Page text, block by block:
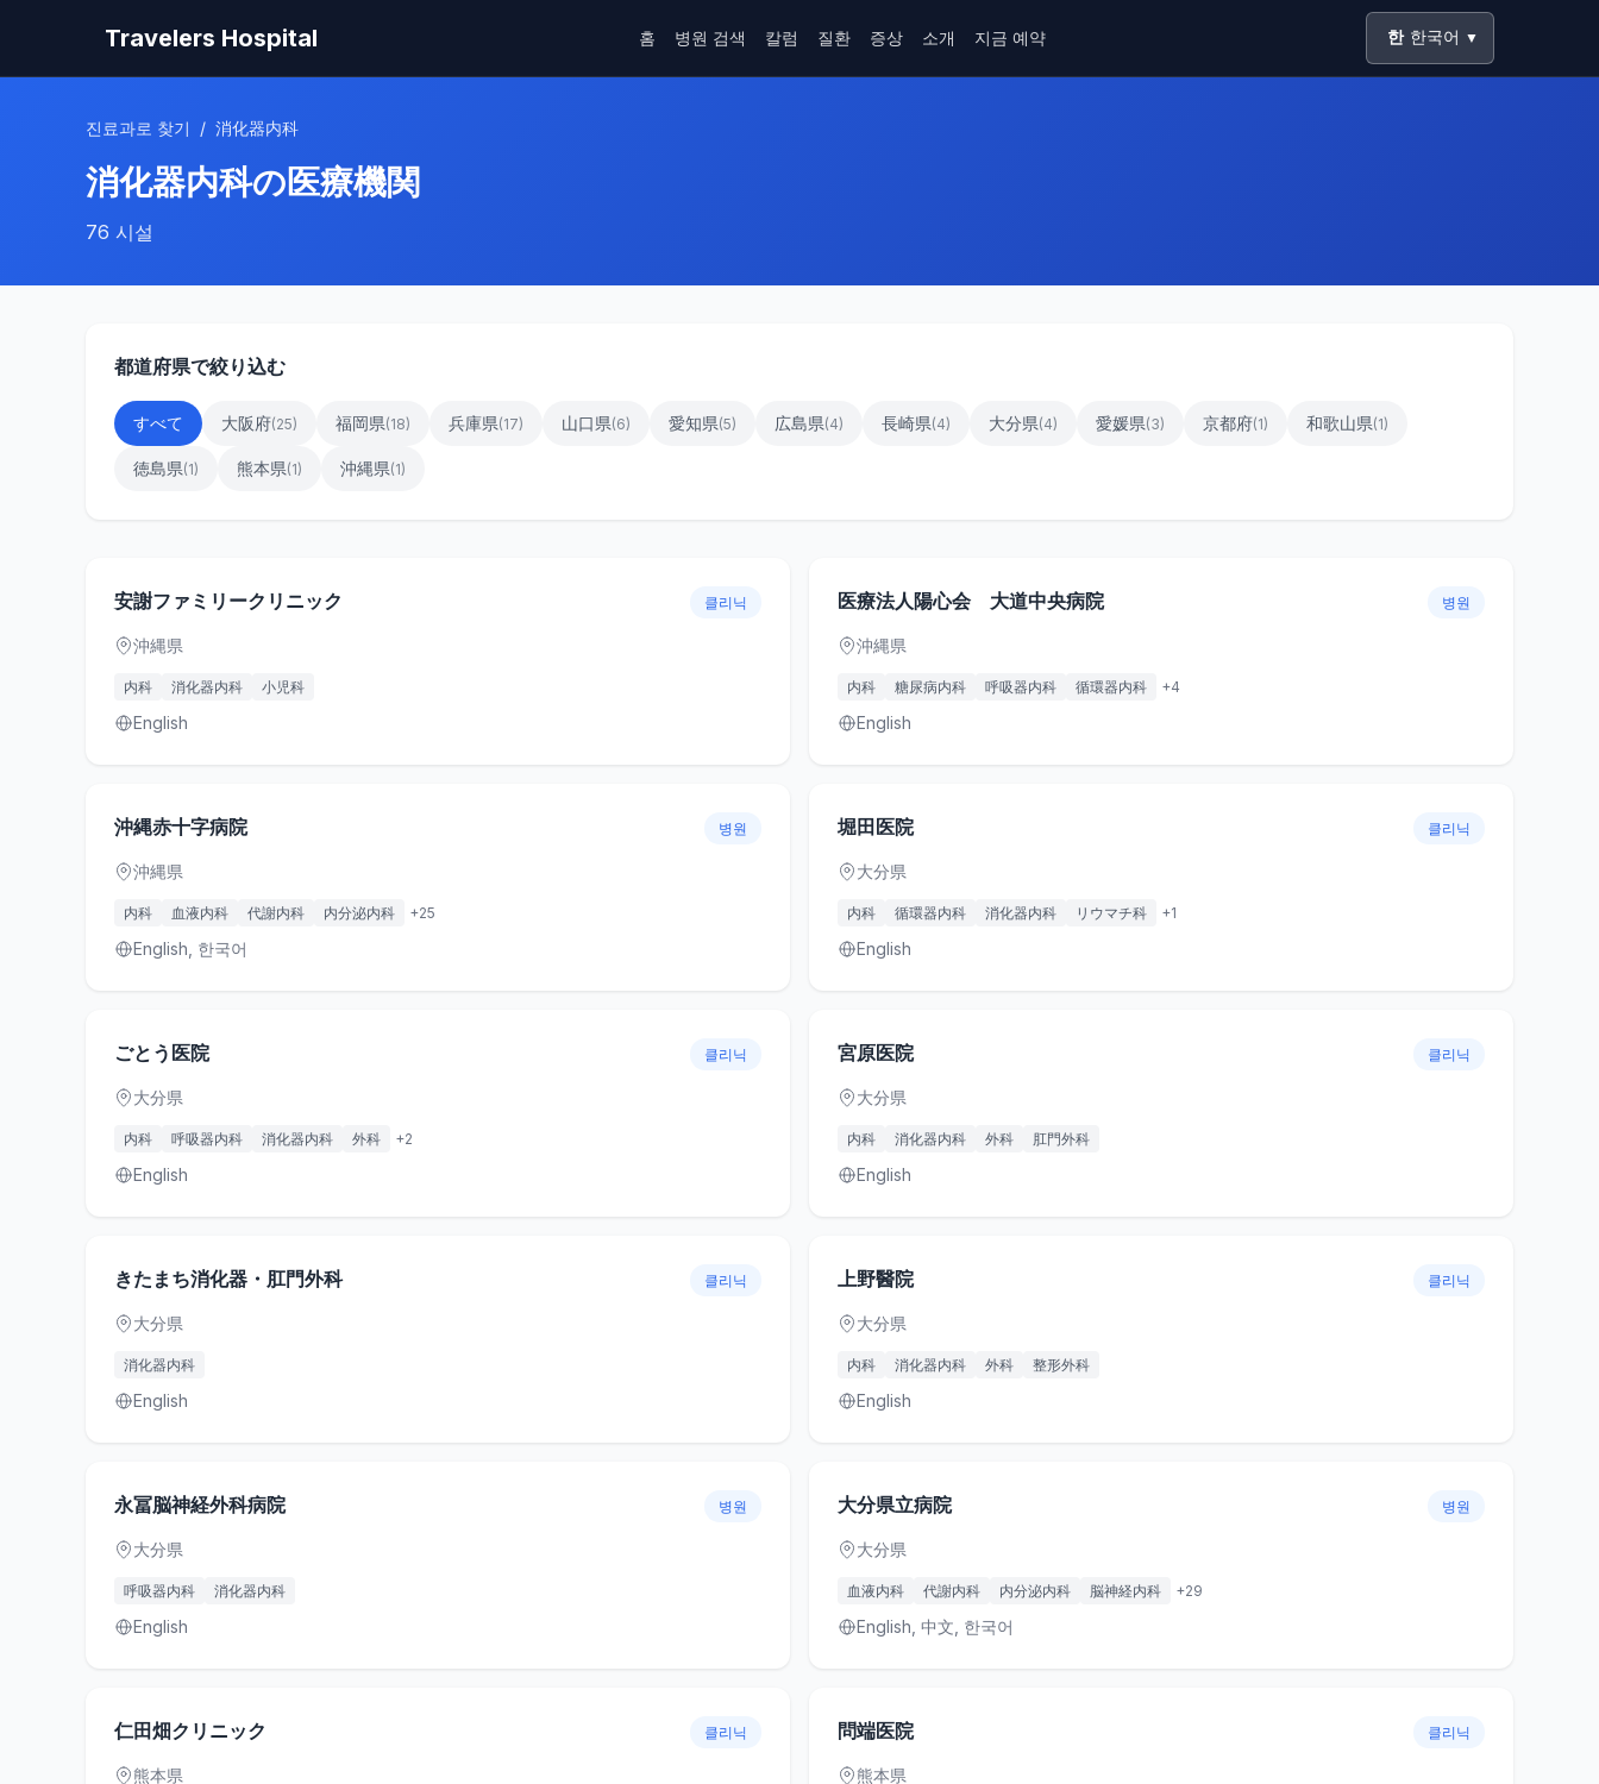
Travelers Hospital 홈 병원 검색 칼럼 질환 증상 소개 지금 예약 한 한국어 ▼
진료과로 찾기 / 消化器内科
消化器内科の医療機関
76 시설
都道府県で絞り込む
すべて 大阪府(25) 福岡県(18) 兵庫県(17) 山口県(6) 愛知県(5) 広島県(4) 長崎県(4) 大分県(4) 愛媛県(3) 京都府(1) 和歌山県(1)
徳島県(1) 熊本県(1) 沖縄県(1)
安謝ファミリークリニック 클리닉
沖縄県
内科 消化器内科 小児科
English
医療法人陽心会 大道中央病院 병원
沖縄県
内科 糖尿病内科 呼吸器内科 循環器内科 +4
English
沖縄赤十字病院 병원
沖縄県
内科 血液内科 代謝内科 内分泌内科 +25
English, 한국어
堀田医院 클리닉
大分県
内科 循環器内科 消化器内科 リウマチ科 +1
English
ごとう医院 클리닉
大分県
内科 呼吸器内科 消化器内科 外科 +2
English
宮原医院 클리닉
大分県
内科 消化器内科 外科 肛門外科
English
きたまち消化器・肛門外科 클리닉
大分県
消化器内科
English
上野醫院 클리닉
大分県
内科 消化器内科 外科 整形外科
English
永冨脳神経外科病院 병원
大分県
呼吸器内科 消化器内科
English
大分県立病院 병원
大分県
血液内科 代謝内科 内分泌内科 脳神経内科 +29
English, 中文, 한국어
仁田畑クリニック 클리닉
熊本県
問端医院 클리닉
熊本県